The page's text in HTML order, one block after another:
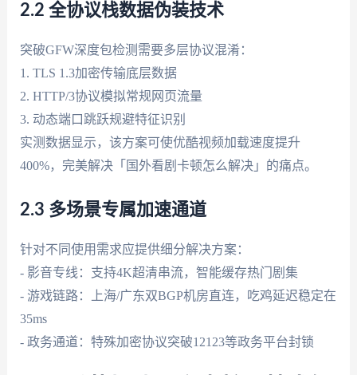
2.2 全协议栈数据伪装技术
突破GFW深度包检测需要多层协议混淆：
1. TLS 1.3加密传输底层数据
2. HTTP/3协议模拟常规网页流量
3. 动态端口跳跃规避特征识别
实测数据显示，该方案可使优酷视频加载速度提升
400%，完美解决「国外看剧卡顿怎么解决」的痛点。
2.3 多场景专属加速通道
针对不同使用需求应提供细分解决方案：
- 影音专线：支持4K超清串流，智能缓存热门剧集
- 游戏链路：上海/广东双BGP机房直连，吃鸡延迟稳定在
35ms
- 政务通道：特殊加密协议突破12123等政务平台封锁